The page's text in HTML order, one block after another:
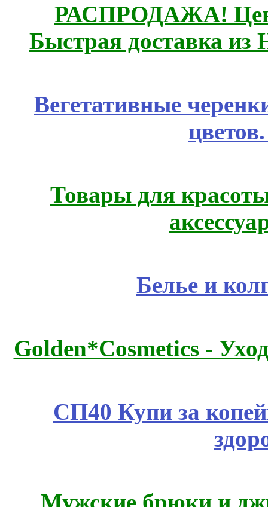
РАСПРОДАЖА!
Быстрая доставка из
Вегетативные
Товары для
Белье и
Golden*Cosmetics -
СП40 Купи за
Мужские брюки и